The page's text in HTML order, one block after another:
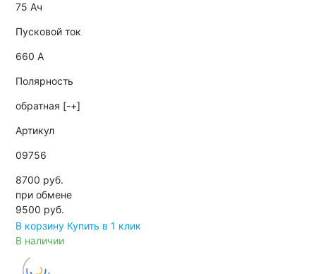
75 Ач
Пусковой ток
660 А
Полярность
обратная [-+]
Артикул
09756
8700 руб.
при обмене
9500 руб.
В корзину Купить в 1 клик
В наличии